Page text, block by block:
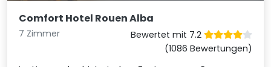
Comfort Hotel Rouen Alba
7 Zimmer
Bewertet mit 7.2
(1086 Bewertungen)